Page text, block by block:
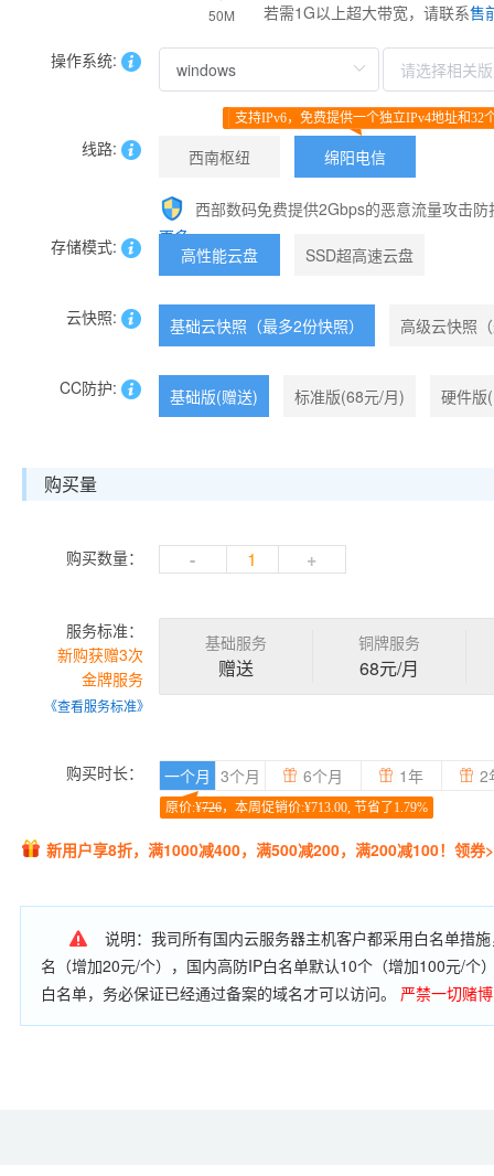
50M 若需1G以上超大带宽，请联系售
操作系统:
线路: 西南枢纽 绵阳电信
支持IPv6，免费提供一个独立IPv4地址和32
西部数码免费提供2Gbps的恶意流量攻击
更多>>
存储模式: 高性能云盘 SSD超高速云盘
云快照: 基础云快照（最多2份快照） 高级云快照
CC防护: 基础版(赠送) 标准版(68元/月) 硬件版
购买量
购买数量： - +
服务标准：
新购获赠3次
金牌服务
基础服务
赠送
铜牌服务
68元/月
《查看服务标准》
购买时长： 一个月
原价:¥726，本周促销价:¥713.00, 节省了1.79%
3个月 6个月 1年 2
新用户享8折，满1000减400，满500减200，满200减100！领券
说明：我司所有国内云服务器主机客户都采用白名单措
名（增加20元/个），国内高防IP白名单默认10个（增加100元/个
白名单，务必保证已经通过备案的域名才可以访问。
严禁一切赌
服务器资源进行扫描肉机、翻墙破网、黑客攻击等非法应用。网站